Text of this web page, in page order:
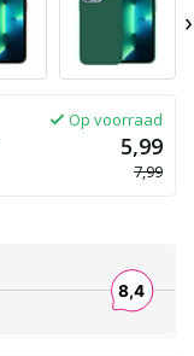
›
Op voorraad
5,99
7,99